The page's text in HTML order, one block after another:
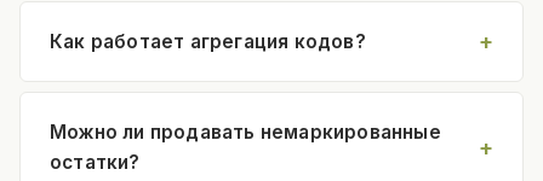
Как работает агрегация кодов?
Можно ли продавать немаркированные
остатки?